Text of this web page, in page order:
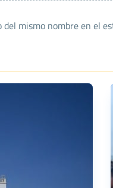
mismo nombre en el